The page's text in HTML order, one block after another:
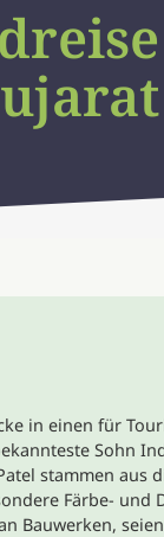
in einen für
Sohn
stammen aus
Färbe- und
Bauwerken,